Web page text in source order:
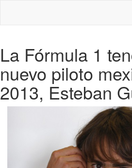
La Fórmula 1
nuevo piloto
2013, Esteban